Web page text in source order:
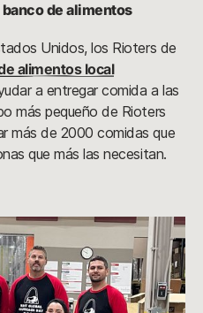
de alimentos
Unidos, los Rioters de
alimentos local
a entregar comida a las
más pequeño de Rioters
más de 2000 comidas que
que más las necesitan.